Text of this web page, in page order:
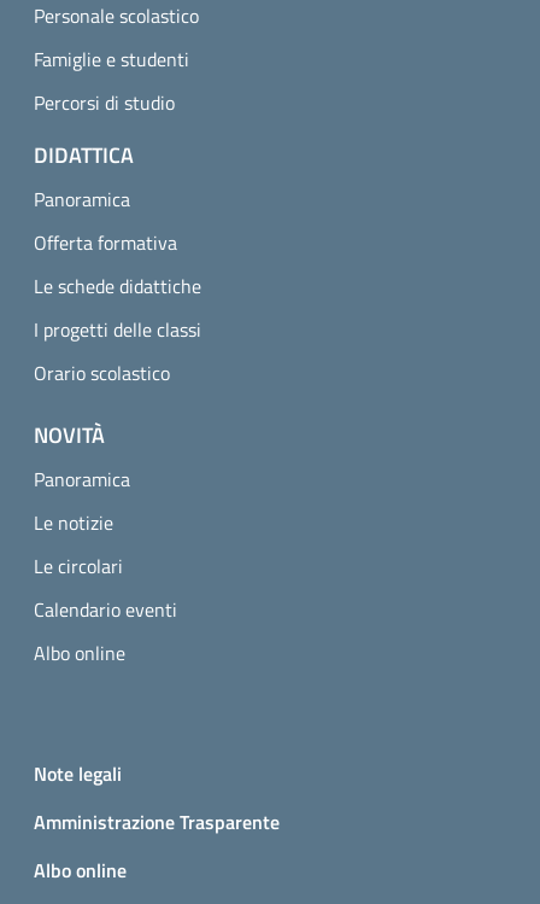
Personale scolastico
Famiglie e studenti
Percorsi di studio
DIDATTICA
Panoramica
Offerta formativa
Le schede didattiche
I progetti delle classi
Orario scolastico
NOVITÀ
Panoramica
Le notizie
Le circolari
Calendario eventi
Albo online
Small prints
Note legali
Amministrazione Trasparente
Albo online